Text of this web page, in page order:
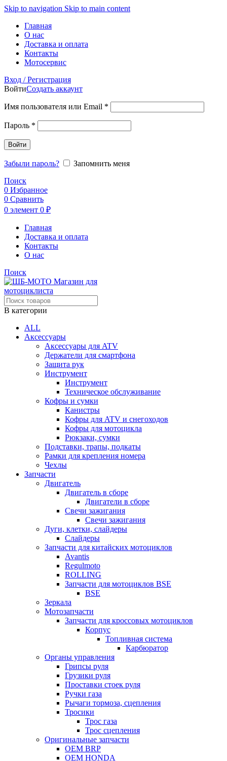
Skip to navigation Skip to main content
Главная
О нас
Доставка и оплата
Контакты
Мотосервис
Вход / Регистрация
ВойтиСоздать аккаунт
Имя пользователя или Email *
Пароль *
Войти
Забыли пароль?
Запомнить меня
Поиск
0 Избранное
0 Сравнить
0 элемент 0 ₽
Главная
Доставка и оплата
Контакты
О нас
Поиск
В категории
ALL
Аксессуары
Аксессуары для ATV
Держатели для смартфона
Защита рук
Инструмент
Инструмент
Техническое обслуживание
Кофры и сумки
Канистры
Кофры для ATV и снегоходов
Кофры для мотоцикла
Рюкзаки, сумки
Подставки, трапы, подкаты
Рамки для крепления номера
Чехлы
Запчасти
Двигатель
Двигатель в сборе
Двигатели в сборе
Свечи зажигания
Свечи зажигания
Дуги, клетки, слайдеры
Слайдеры
Запчасти для китайских мотоциклов
Avantis
Regulmoto
ROLLING
Запчасти для мотоциклов BSE
BSE
Зеркала
Мотозапчасти
Запчасти для кроссовых мотоциклов
Корпус
Топливная система
Карбюратор
Органы управления
Грипсы руля
Грузики руля
Проставки стоек руля
Ручки газа
Рычаги тормоза, сцепления
Тросики
Трос газа
Трос сцепления
Оригинальные запчасти
OEM BRP
OEM HONDA